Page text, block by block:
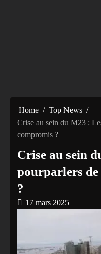
Home
Top News
Crise au sein du M23 :
compromis ?
Crise au sein
pourparlers
?
17 mars 2025